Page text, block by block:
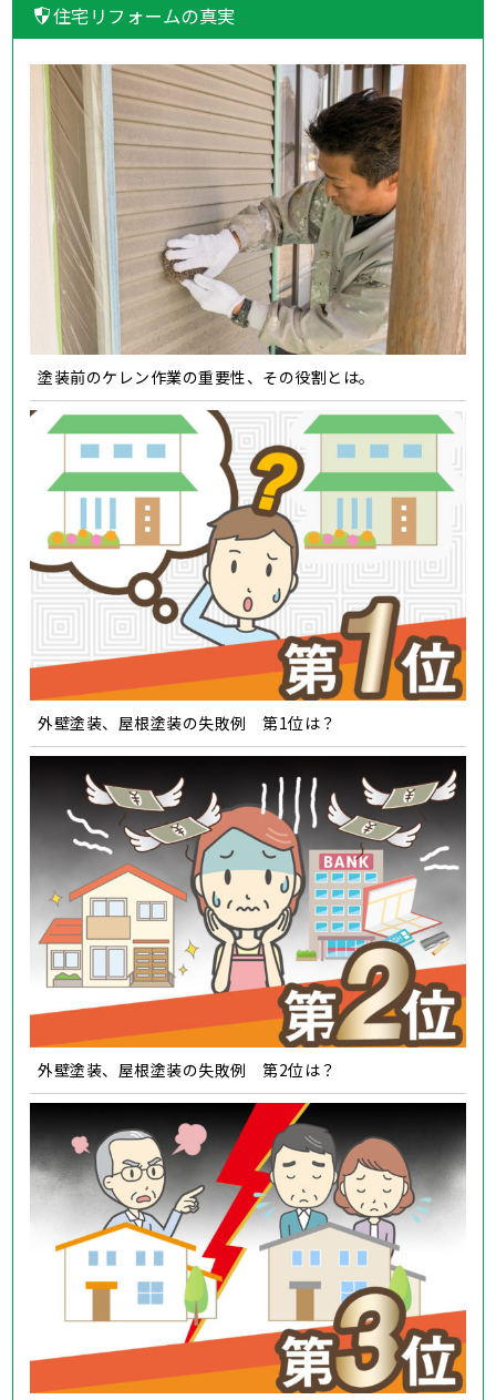
住宅リフォームの真実
塗装前のケレン作業の重要性、その役割とは。
外壁塗装、屋根塗装の失敗例 第1位は？
外壁塗装、屋根塗装の失敗例 第2位は？